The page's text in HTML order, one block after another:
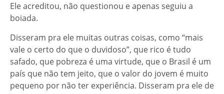
Ele acreditou, não questionou e apenas seguiu a
boiada.
Disseram pra ele muitas outras coisas, como “mais
vale o certo do que o duvidoso”, que rico é tudo
safado, que pobreza é uma virtude, que o Brasil é um
país que não tem jeito, que o valor do jovem é muito
pequeno por não ter experiência. Disseram pra ele de